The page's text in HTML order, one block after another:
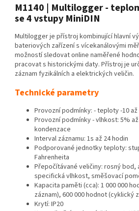
M1140 | Multilogger -
se 4 vstupy MiniDIN
Multilogger je přístroj kombinující hlavní
bateriových zařízení s vícekanálovými
možností sledovat online naměřené
pracovat s historickými daty. Přístroj je
záznam fyzikálních a elektrických veličin.
Technické parametry
Provozní podmínky: - teploty -10 až
Provozní podmínky - vlhkost: 5% až
kondenzace
Interval záznamu: 1s až 24 hodin
Podporované jednotky teploty:
Fahrenheita
Přepočítávané veličiny: rosný bod,
specifická vlhkost, směšovací
Kapacita paměti (cca): 1 000 000
záznam), 600 000 hodnot (cyklický
Krytí: IP20